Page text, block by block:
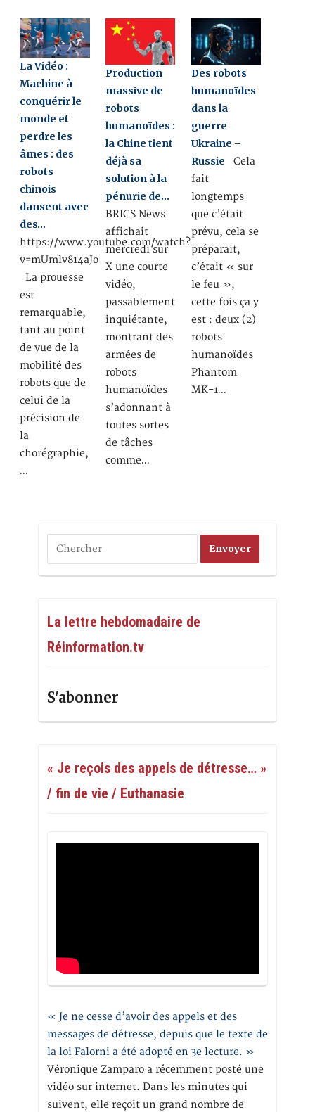
La Vidéo :
Machine à
conquérir le
monde et
perdre les
âmes : des
robots
chinois
dansent avec
des…
https://www.youtube.com/watch?
v=mUmlv814aJo
La prouesse
est
remarquable,
tant au point
de vue de la
mobilité des
robots que de
celui de la
précision de
la
chorégraphie,
…
Production
massive de
robots
humanoïdes :
la Chine tient
déjà sa
solution à la
pénurie de…
BRICS News
affichait
mercredi sur
X une courte
vidéo,
passablement
inquiétante,
montrant des
armées de
robots
humanoïdes
s’adonnant à
toutes sortes
de tâches
comme…
Des robots
humanoïdes
dans la
guerre
Ukraine –
Russie Cela
fait
longtemps
que c’était
prévu, cela se
préparait,
c’était « sur
le feu »,
cette fois ça y
est : deux (2)
robots
humanoïdes
Phantom
MK-1…
La lettre hebdomadaire de
Réinformation.tv
S'abonner
« Je reçois des appels de détresse… »
/ fin de vie / Euthanasie
« Je ne cesse d’avoir des appels et des
messages de détresse, depuis que le texte de
la loi Falorni a été adopté en 3e lecture. »
Véronique Zamparo a récemment posté une
vidéo sur internet. Dans les minutes qui
suivent, elle reçoit un grand nombre de